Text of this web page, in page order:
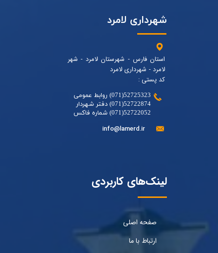
شهرداری لامرد
استان فارس - شهرستان لامرد - شهر
لامرد - شهرداری لامرد
کد پستی :
52725323(071) روابط عمومی
52722874(071) دفتر شهردار
52722052(071) شماره فاکس
info@lamerd.ir
لینک‌های کاربردی
صفحه اصلی
ارتباط با ما